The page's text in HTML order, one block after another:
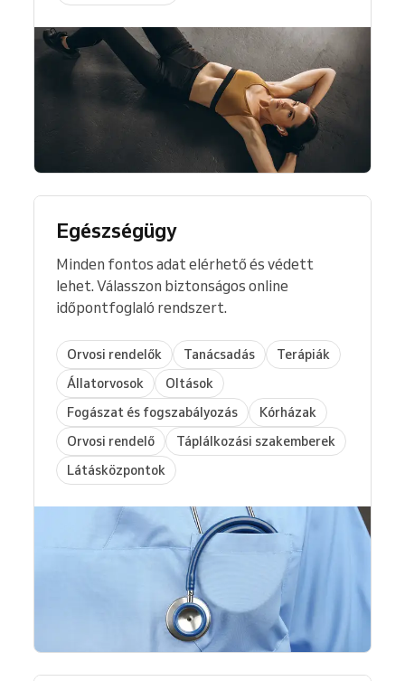
Egészségügy
Minden fontos adat elérhető és védett
lehet. Válasszon biztonságos online
időpontfoglaló rendszert.
Orvosi rendelők Tanácsadás
Terápiák
Állatorvosok
Oltások
Fogászat és fogszabályozás
Kórházak
Orvosi rendelő
Táplálkozási szakemberek
Látásközpontok